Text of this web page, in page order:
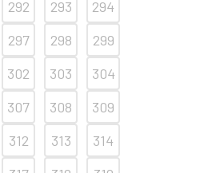
292 293
294
297 298
299
302 303
304
307 308
309
312 313
314